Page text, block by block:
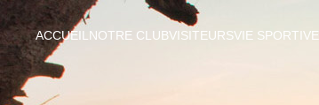
ACCUEIL NOTRE CLUBVISITEURSVIE SPORTIVE